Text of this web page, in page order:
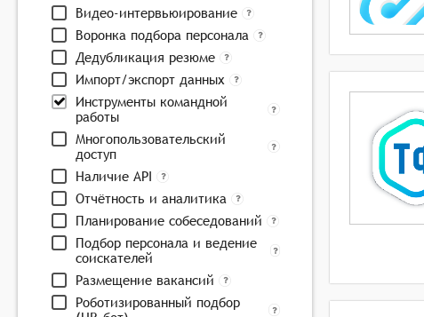
Видео-интервьюирование
Воронка подбора персонала
Дедубликация резюме
Импорт/экспорт данных
Инструменты командной
работы
Многопользовательский
доступ
Наличие API
Отчётность и аналитика
Планирование собеседований
Подбор персонала и ведение
соискателей
Размещение вакансий
Роботизированный подбор